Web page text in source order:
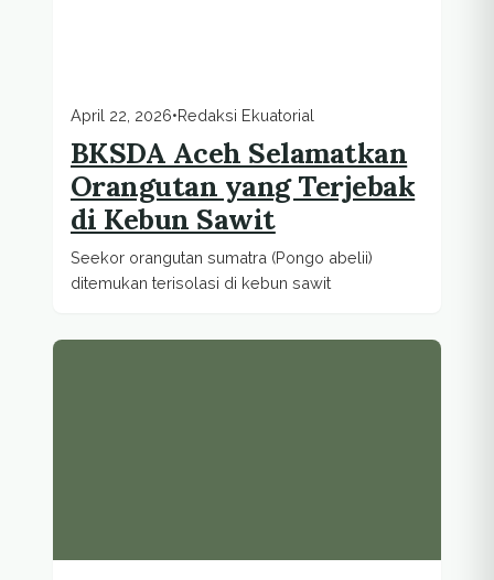
April 22, 2026•Redaksi Ekuatorial
BKSDA Aceh Selamatkan
Orangutan yang Terjebak
di Kebun Sawit
Seekor orangutan sumatra (Pongo abelii)
ditemukan terisolasi di kebun sawit